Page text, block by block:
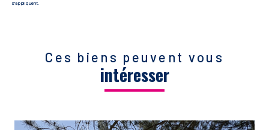
s'appliquent.
Ces biens peuvent vous
intéresser